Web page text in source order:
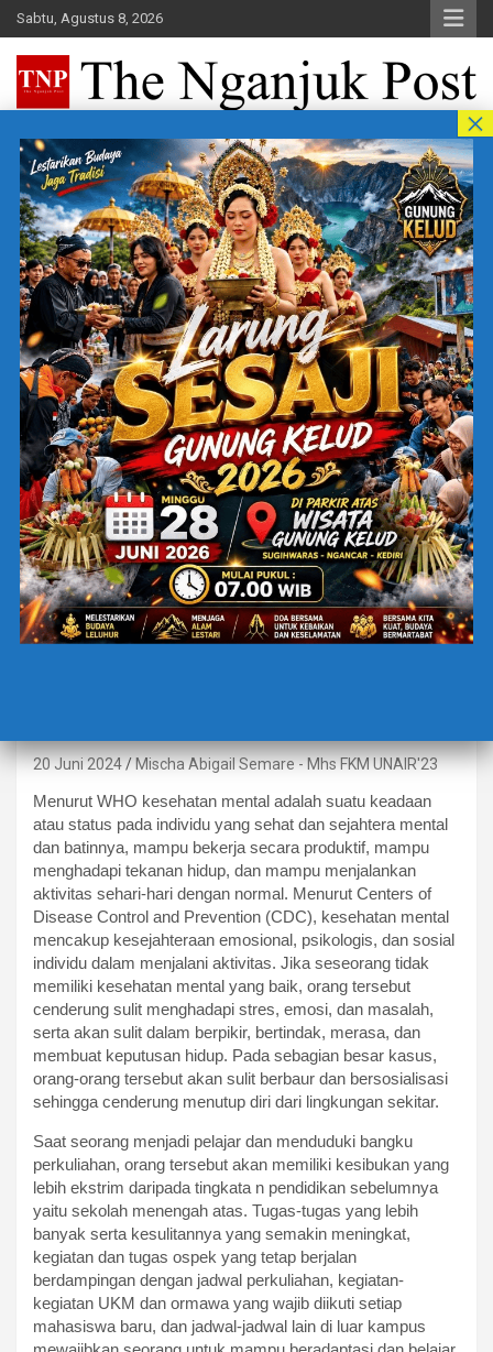
Skip
to
content
Sabtu, Agustus 8, 2026
The Nganjuk Post
Home
Life Style
PENTINGNYA MEMELIHARA KESEHATAN MENTAL BAGI
REMAJA
BERITA TERBARU LIFE STYLE
PENTINGNYA MEMELIHARA
20 Juni 2024 Mischa Abigail Semare - Mhs FKM UNAIR'23
Menurut WHO kesehatan mental adalah suatu keadaan
atau status pada individu yang sehat dan sejahtera mental
dan batinnya, mampu bekerja secara produktif, mampu
menghadapi tekanan hidup, dan mampu menjalankan
aktivitas sehari-hari dengan normal. Menurut Centers of
Disease Control and Prevention (CDC), kesehatan mental
mencakup kesejahteraan emosional, psikologis, dan sosial
individu dalam menjalani aktivitas. Jika seseorang tidak
memiliki kesehatan mental yang baik, orang tersebut
cenderung sulit menghadapi stres, emosi, dan masalah,
serta akan sulit dalam berpikir, bertindak, merasa, dan
membuat keputusan hidup. Pada sebagian besar kasus,
orang-orang tersebut akan sulit berbaur dan bersosialisasi
sehingga cenderung menutup diri dari lingkungan sekitar.
Saat seorang menjadi pelajar dan menduduki bangku
perkuliahan, orang tersebut akan memiliki kesibukan yang
lebih ekstrim daripada tingkata n pendidikan sebelumnya
yaitu sekolah menengah atas. Tugas-tugas yang lebih
banyak serta kesulitannya yang semakin meningkat,
kegiatan dan tugas ospek yang tetap berjalan
berdampingan dengan jadwal perkuliahan, kegiatan-
kegiatan UKM dan ormawa yang wajib diikuti setiap
mahasiswa baru, dan jadwal-jadwal lain di luar kampus